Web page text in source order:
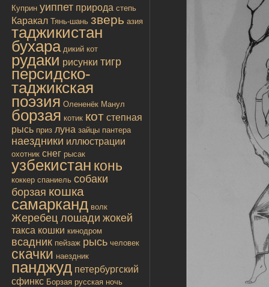
Куприн уиппет природа степь
Каракал Тянь-шань зверь азия
таджикистан
бухара дикий кот
рудаки рисунки тигр
персидско-
таджикская
поэзия Олененёк Манул
борзая котик кот степная
рысь приз луна зайцы пантера
наездники иллюстрации
охотник снег рысак
узбекистан конь
коккер спаниель собаки
борзая кошка
самарканд волк
Жеребец лошади жокей
такса кошки кинодром
всадник пейзаж рысь человек
скачки наездник
панджуд петербургский
сфинкс Борзая русская ночь